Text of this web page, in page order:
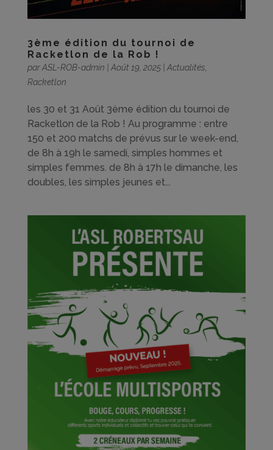
3ème édition du tournoi de
Racketlon de la Rob !
parASL-ROB-admin Août 19, 2025| Actualités
Racketlon
les 30 et 31 Août 3ème édition du tournoi de
Racketlon de la Rob ! Au programme : entre
150 et 200 matchs de prévus sur le week-end,
de 8h à 19h le samedi, simples hommes et
simples femmes. de 8h à 17h le dimanche, les
doubles, les simples jeunes et...